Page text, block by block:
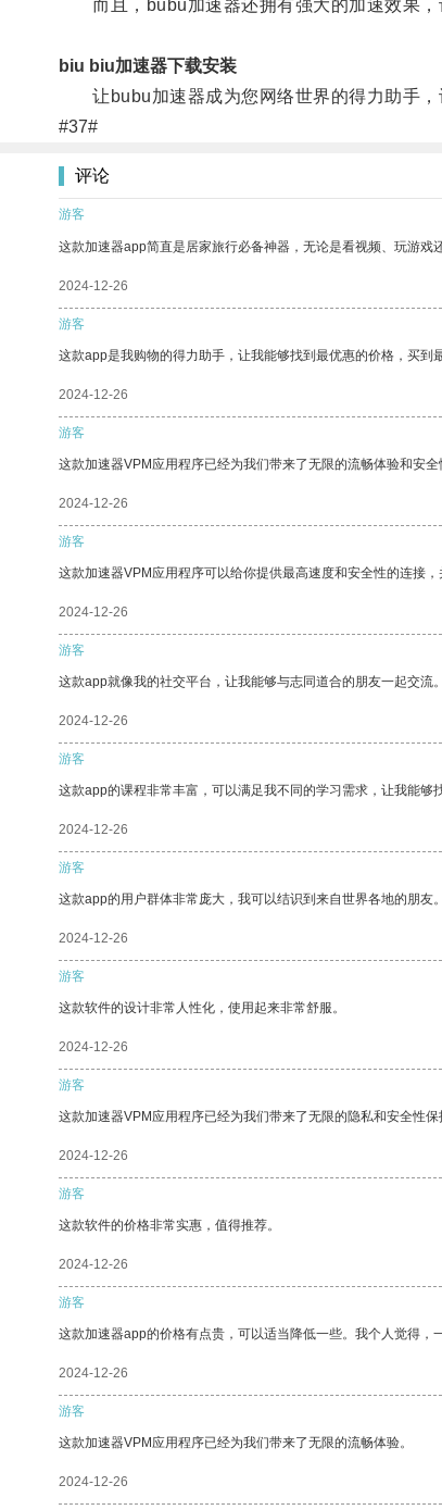
而且，bubu加速器还拥有强大的加速效果，
biu biu加速器下载安装
让bubu加速器成为您网络世界的得力助手，
#37#
评论
游客
这款加速器app简直是居家旅行必备神器，无论是看视频、玩游戏
2024-12-26
游客
这款app是我购物的得力助手，让我能够找到最优惠的价格，买到
2024-12-26
游客
这款加速器VPM应用程序已经为我们带来了无限的流畅体验和安全
2024-12-26
游客
这款加速器VPM应用程序可以给你提供最高速度和安全性的连接，
2024-12-26
游客
这款app就像我的社交平台，让我能够与志同道合的朋友一起交流。
2024-12-26
游客
这款app的课程非常丰富，可以满足我不同的学习需求，让我能够
2024-12-26
游客
这款app的用户群体非常庞大，我可以结识到来自世界各地的朋友。
2024-12-26
游客
这款软件的设计非常人性化，使用起来非常舒服。
2024-12-26
游客
这款加速器VPM应用程序已经为我们带来了无限的隐私和安全性保
2024-12-26
游客
这款软件的价格非常实惠，值得推荐。
2024-12-26
游客
这款加速器app的价格有点贵，可以适当降低一些。我个人觉得，
2024-12-26
游客
这款加速器VPM应用程序已经为我们带来了无限的流畅体验。
2024-12-26